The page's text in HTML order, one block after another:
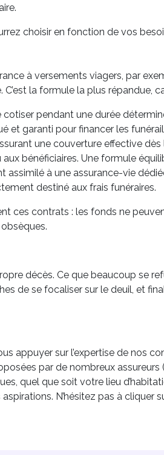
choisir en fonction de vos
à versements viagers, par
la formule la plus répandue,
pendant une durée
et garanti pour financer les
une couverture effective
bénéficiaires. Une formule
à une assurance-vie
destiné aux frais funéraires.
ces contrats : les fonds ne
décès. Ce que beaucoup se
de se focaliser sur le deuil, et
appuyer sur l’expertise de nos
par de nombreux
quel que soit votre lieu
N’hésitez pas à cliquer